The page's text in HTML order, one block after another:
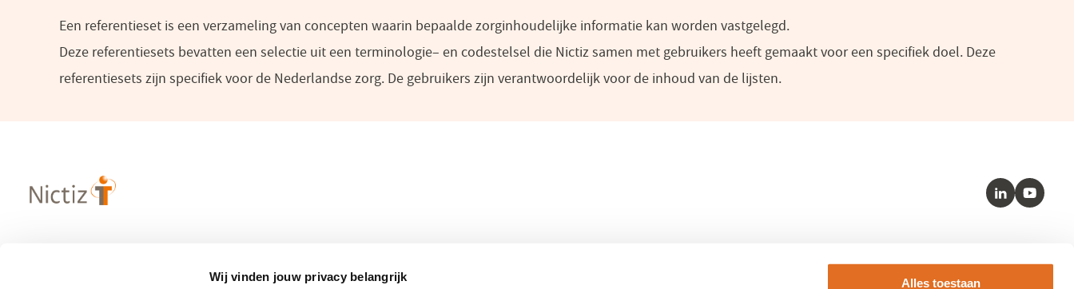
Wij vinden jouw privacy belangrijk Alles toestaan
Een referentieset is een verzameling van concepten waarin bepaalde zorginhoudelijke informatie kan worden vastgelegd.
Deze referentiesets bevatten een selectie uit een terminologie– en codestelsel die Nictiz samen met gebruikers heeft gemaakt voor een specifiek doel. Deze
referentiesets zijn specifiek voor de Nederlandse zorg. De gebruikers zijn verantwoordelijk voor de inhoud van de lijsten.​​
LinkedInYoutube
Populaire onderwerpen Kernstandaarden